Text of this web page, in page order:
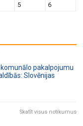
5 6
pakalpojumu
Slovēnijas
Skatīt visus notikumus